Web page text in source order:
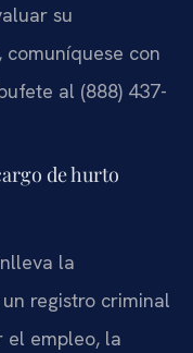
su
con
al (888) 437-
de hurto
la
registro criminal
el empleo, la